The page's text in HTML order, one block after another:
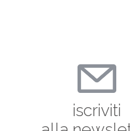
iscriviti